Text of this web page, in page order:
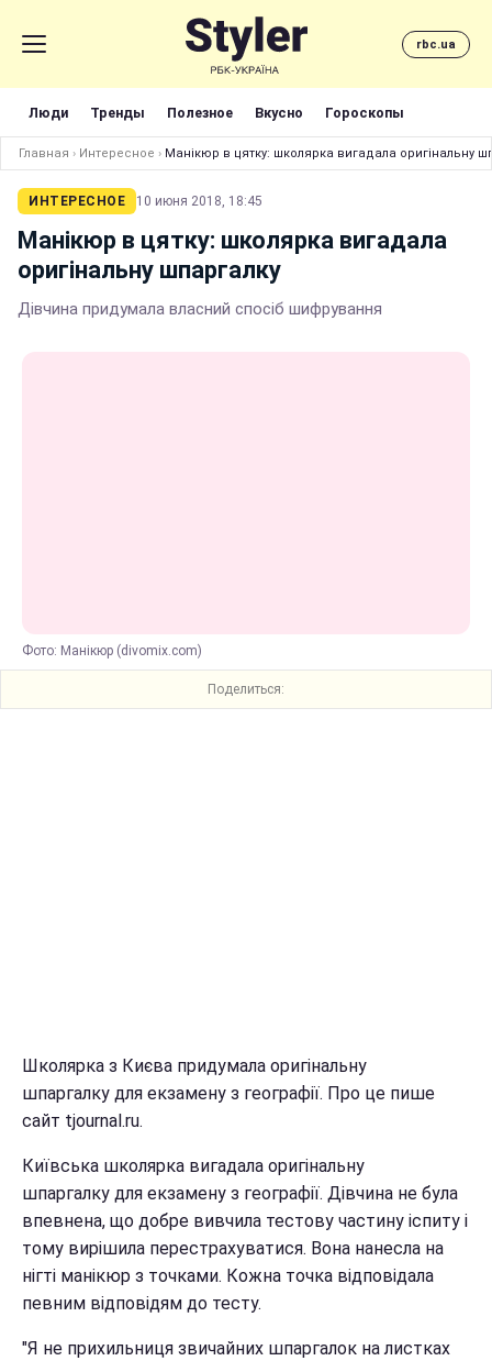
rbc.ua
Люди Тренды Полезное Вкусно Гороскопы
Главная › Интересное › Манікюр в цятку: школярка вигадала оригінальну
ИНТЕРЕСНОЕ 10 июня 2018, 18:45
Манікюр в цятку: школярка вигадала
оригінальну шпаргалку
Дівчина придумала власний спосіб шифрування
Фото: Манікюр (divomix.com)
Поделиться:
Школярка з Києва придумала оригінальну
шпаргалку для екзамену з географії. Про це пише
сайт tjournal.ru.
Київська школярка вигадала оригінальну
шпаргалку для екзамену з географії. Дівчина не була
впевнена, що добре вивчила тестову частину іспиту і
тому вирішила перестрахуватися. Вона нанесла на
нігті манікюр з точками. Кожна точка відповідала
певним відповідям до тесту.
"Я не прихильниця звичайних шпаргалок на листках